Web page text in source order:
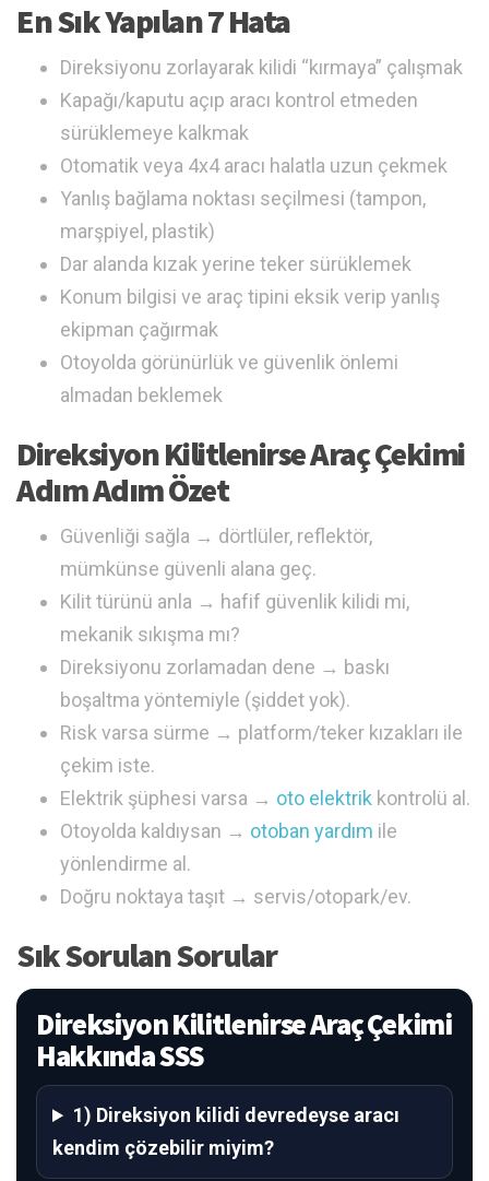
En Sık Yapılan 7 Hata
Direksiyonu zorlayarak kilidi “kırmaya” çalışmak
Kapağı/kaputu açıp aracı kontrol etmeden
sürüklemeye kalkmak
Otomatik veya 4x4 aracı halatla uzun çekmek
Yanlış bağlama noktası seçilmesi (tampon,
marşpiyel, plastik)
Dar alanda kızak yerine teker sürüklemek
Konum bilgisi ve araç tipini eksik verip yanlış
ekipman çağırmak
Otoyolda görünürlük ve güvenlik önlemi
almadan beklemek
Direksiyon Kilitlenirse Araç Çekimi
Adım Adım Özet
Güvenliği sağla → dörtlüler, reflektör,
mümkünse güvenli alana geç.
Kilit türünü anla → hafif güvenlik kilidi mi,
mekanik sıkışma mı?
Direksiyonu zorlamadan dene → baskı
boşaltma yöntemiyle (şiddet yok).
Risk varsa sürme → platform/teker kızakları ile
çekim iste.
Elektrik şüphesi varsa → oto elektrik kontrolü al.
Otoyolda kaldıysan → otoban yardım ile
yönlendirme al.
Doğru noktaya taşıt → servis/otopark/ev.
Sık Sorulan Sorular
Direksiyon Kilitlenirse Araç Çekimi
Hakkında SSS
1) Direksiyon kilidi devredeyse aracı
kendim çözebilir miyim?